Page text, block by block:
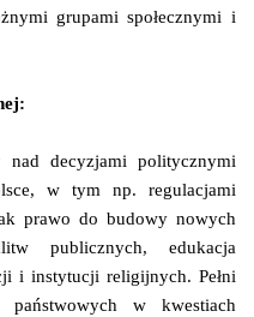
grupami społecznymi i
nad decyzjami politycznymi
w tym np. regulacjami
prawo do budowy nowych
publicznych, edukacja
i instytucji religijnych. Pełni
w kwestiach